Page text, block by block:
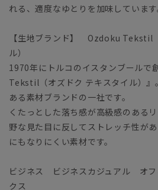
れる、適度なゆとりを加味しています
【生地ブランド】 Ozdoku Tekstil
ル）
1970年にトルコのイスタンブールで
Tekstil（オズドク テキスタイル）』
ある素材ブランドの一社です。
くたっとした落ち感が高級感のある
野な見た目に反してストレッチ性が
にもなりにくい素材です。
ビジネス ビジネスカジュアル オ
クス